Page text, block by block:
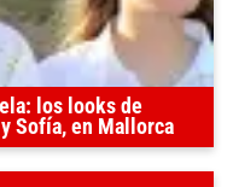
los looks de
Sofía, en Mallorca